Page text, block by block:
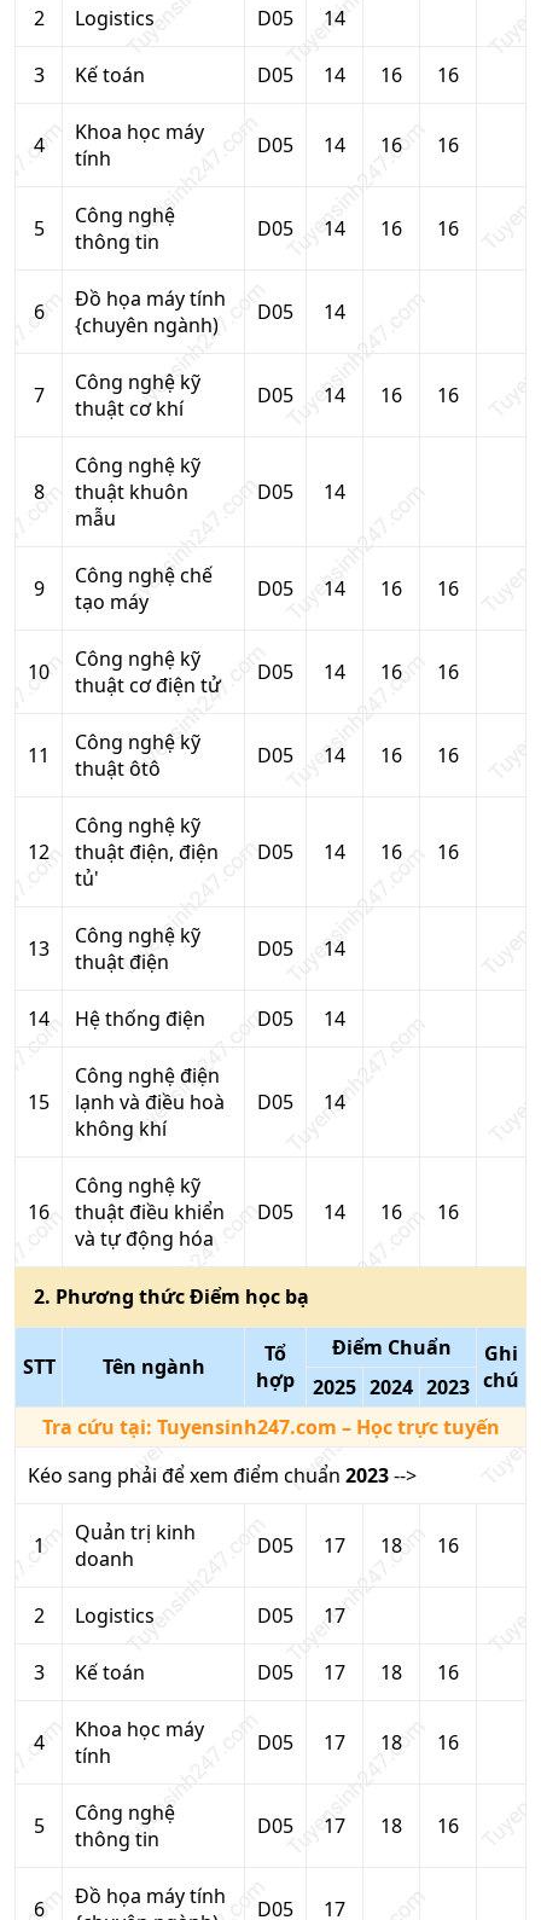
2 Logistics D05 14
3 Kế toán D05 14 16 16
4
Khoa học máy
tính
D05 14 16 16
5
Công nghệ
thông tin
D05 14 16 16
6
Đồ họa máy tính
{chuyên ngành)
D05 14
7
Công nghệ kỹ
thuật cơ khí
D05 14 16 16
8
Công nghệ kỹ
thuật khuôn
mẫu
D05 14
9
Công nghệ chế
tạo máy
D05 14 16 16
10
Công nghệ kỹ
thuật cơ điện tử
D05 14 16 16
11
Công nghệ kỹ
thuật ôtô
D05 14 16 16
12
Công nghệ kỹ
thuật điện, điện
tủ'
D05 14 16 16
13
Công nghệ kỹ
thuật điện
D05 14
14 Hệ thống điện D05 14
15
Công nghệ điện
lạnh và điều hoà
không khí
D05 14
16
Công nghệ kỹ
thuật điều khiển
và tự động hóa
D05 14 16 16
2. Phương thứcĐiểm học bạ
STT Tên ngành
Tổ
hợp
Điểm Chuẩn
Ghi
chú
2025 2024 2023
Tra cứu tại: Tuyensinh247.com – Học trực tuyến
Kéo sang phải để xem điểm chuẩn 2023-->
1
Quản trị kinh
doanh
D05 17 18 16
2 Logistics D05 17
3 Kế toán D05 17 18 16
4
Khoa học máy
tính
D05 17 18 16
5
Công nghệ
thông tin
D05 17 18 16
6
Đồ họa máy tính
D05 17